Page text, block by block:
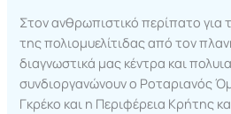
Στον ανθρωπιστικό περίπατο για
της πολιομυελίτιδας από τον
διαγνωστικά μας κέντρα και
συνδιοργανώνουν ο Ροταριανός
Γκρέκο και η Περιφέρεια Κρήτης